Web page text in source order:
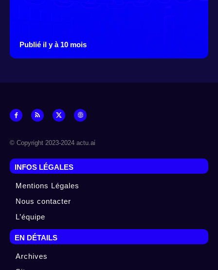
Publié il y à 10 mois
© Copyright 2023-2024 actu.ai
INFOS LÉGALES
Mentions Légales
Nous contacter
L’équipe
EN DÉTAILS
Archives